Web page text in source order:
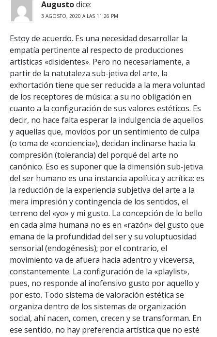
Augustodice:
3 AGOSTO, 2020 A LAS 11:26 PM
Estoy de acuerdo. Es una necesidad desarrollar la
empatía pertinente al respecto de producciones
artísticas «disidentes». Pero no necesariamente, a
partir de la natutaleza sub-jetiva del arte, la
exhortación tiene que ser reducida a la mera voluntad
de los receptores de música: a su no obligación en
cuanto a la configuración de sus valores estéticos. Es
decir, no hace falta esperar la indulgencia de aquellos
y aquellas que, movidos por un sentimiento de culpa
(o toma de «conciencia»), decidan inclinarse hacia la
compresión (tolerancia) del porqué del arte no
canónico. Eso es suponer que la dimensión sub-jetiva
del ser humano es una instancia apolítica y acrítica: es
la reducción de la experiencia subjetiva del arte a la
mera impresión y contingencia de los sentidos, el
terreno del «yo» y mi gusto. La concepción de lo bello
en cada alma humana no es en «razón» del gusto que
emana de la profundidad del ser y su voluptuosidad
sensorial (endogénesis); por el contrario, el
movimiento va de afuera hacia adentro y viceversa,
constantemente. La configuración de la «playlist»,
pues, no responde al inofensivo gusto por aquello y
por esto. Todo sistema de valoración estética se
organiza dentro de los sistemas de organización
social, ahí nacen, comen, crecen y se transforman. En
ese sentido, no hay preferencia artística que no esté